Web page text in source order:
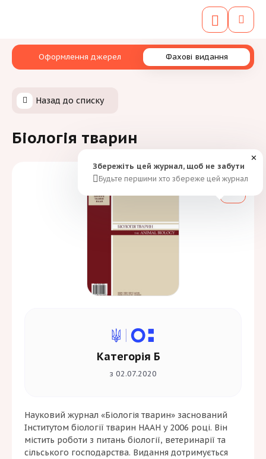
Оформлення джерел Фахові видання
Назад до списку
Біологія тварин
Науковий журнал «Біологія тварин» заснований
Інститутом біології тварин НААН у 2006 році. Він
містить роботи з питань біології, ветеринарії та
сільського господарства. Видання дотримується
Категорія Б
з 02.07.2020
Збережіть цей журнал, щоб не забути
Будьте першими хто збереже цей журнал
✕